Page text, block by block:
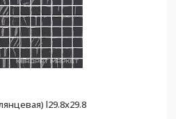
l29.8х29.8